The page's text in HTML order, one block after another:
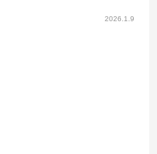
2026.1.9